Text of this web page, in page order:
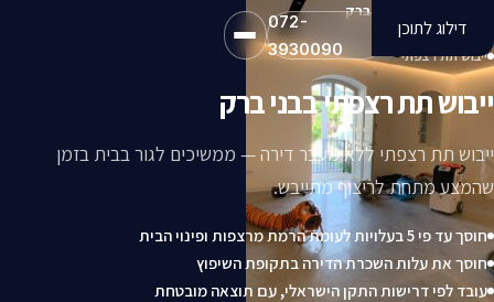
דילוג לתוכן
072-
3930090
ייבוש תת רצפתי בבני ברק
ייבוש תת רצפתי
ייבוש תת רצפתי בבני ברק
ייבוש תת רצפתי ללא מעבר דירה — ממשיכים לגור בבית בזמן
שהמצע מתחת לריצוף מתייבש.
חוסך עד פי 5 בעלויות לעומת הרמת מרצפות ופינוי הבית
חוסך את עלות השכרת הדירה בתקופת השיפוץ
עובד לפי דרישות התקן הישראלי, עם תוצאה מובטחת